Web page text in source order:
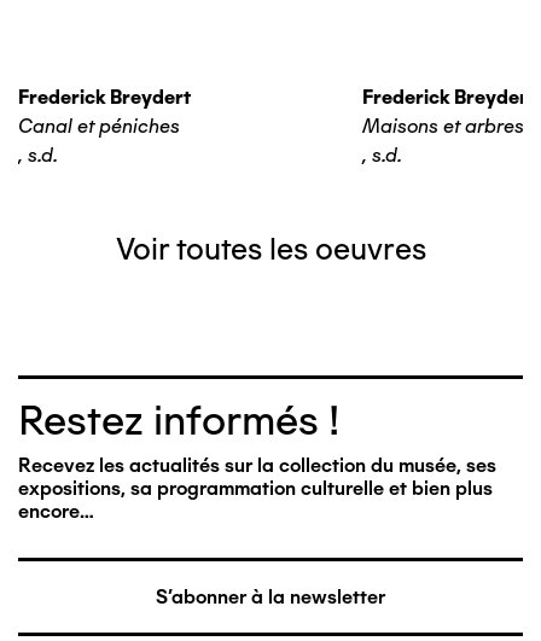
Frederick Breydert
Canal et péniches
, s.d.
Frederick Breydert
Maisons et arbres
, s.d.
Voir toutes les oeuvres
Restez informés !
Recevez les actualités sur la collection du musée, ses
expositions, sa programmation culturelle et bien plus
encore…
S'abonner à la newsletter